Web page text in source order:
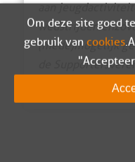
aan
wedstrijden
(mede)mogelijk
de
Om deze site goed
gebruik van cookies.